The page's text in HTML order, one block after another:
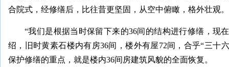
合院式，经修缮后，比往昔更坚固，从空中俯瞰，格外壮观。
“我们是根据当时保留下来的36间的结构进行修缮，现
绍，旧时黄素石楼内有房36间，楼外有屋72间，合乎“三十
保护修缮的重点，就是楼内36间房建筑风貌的全面恢复。